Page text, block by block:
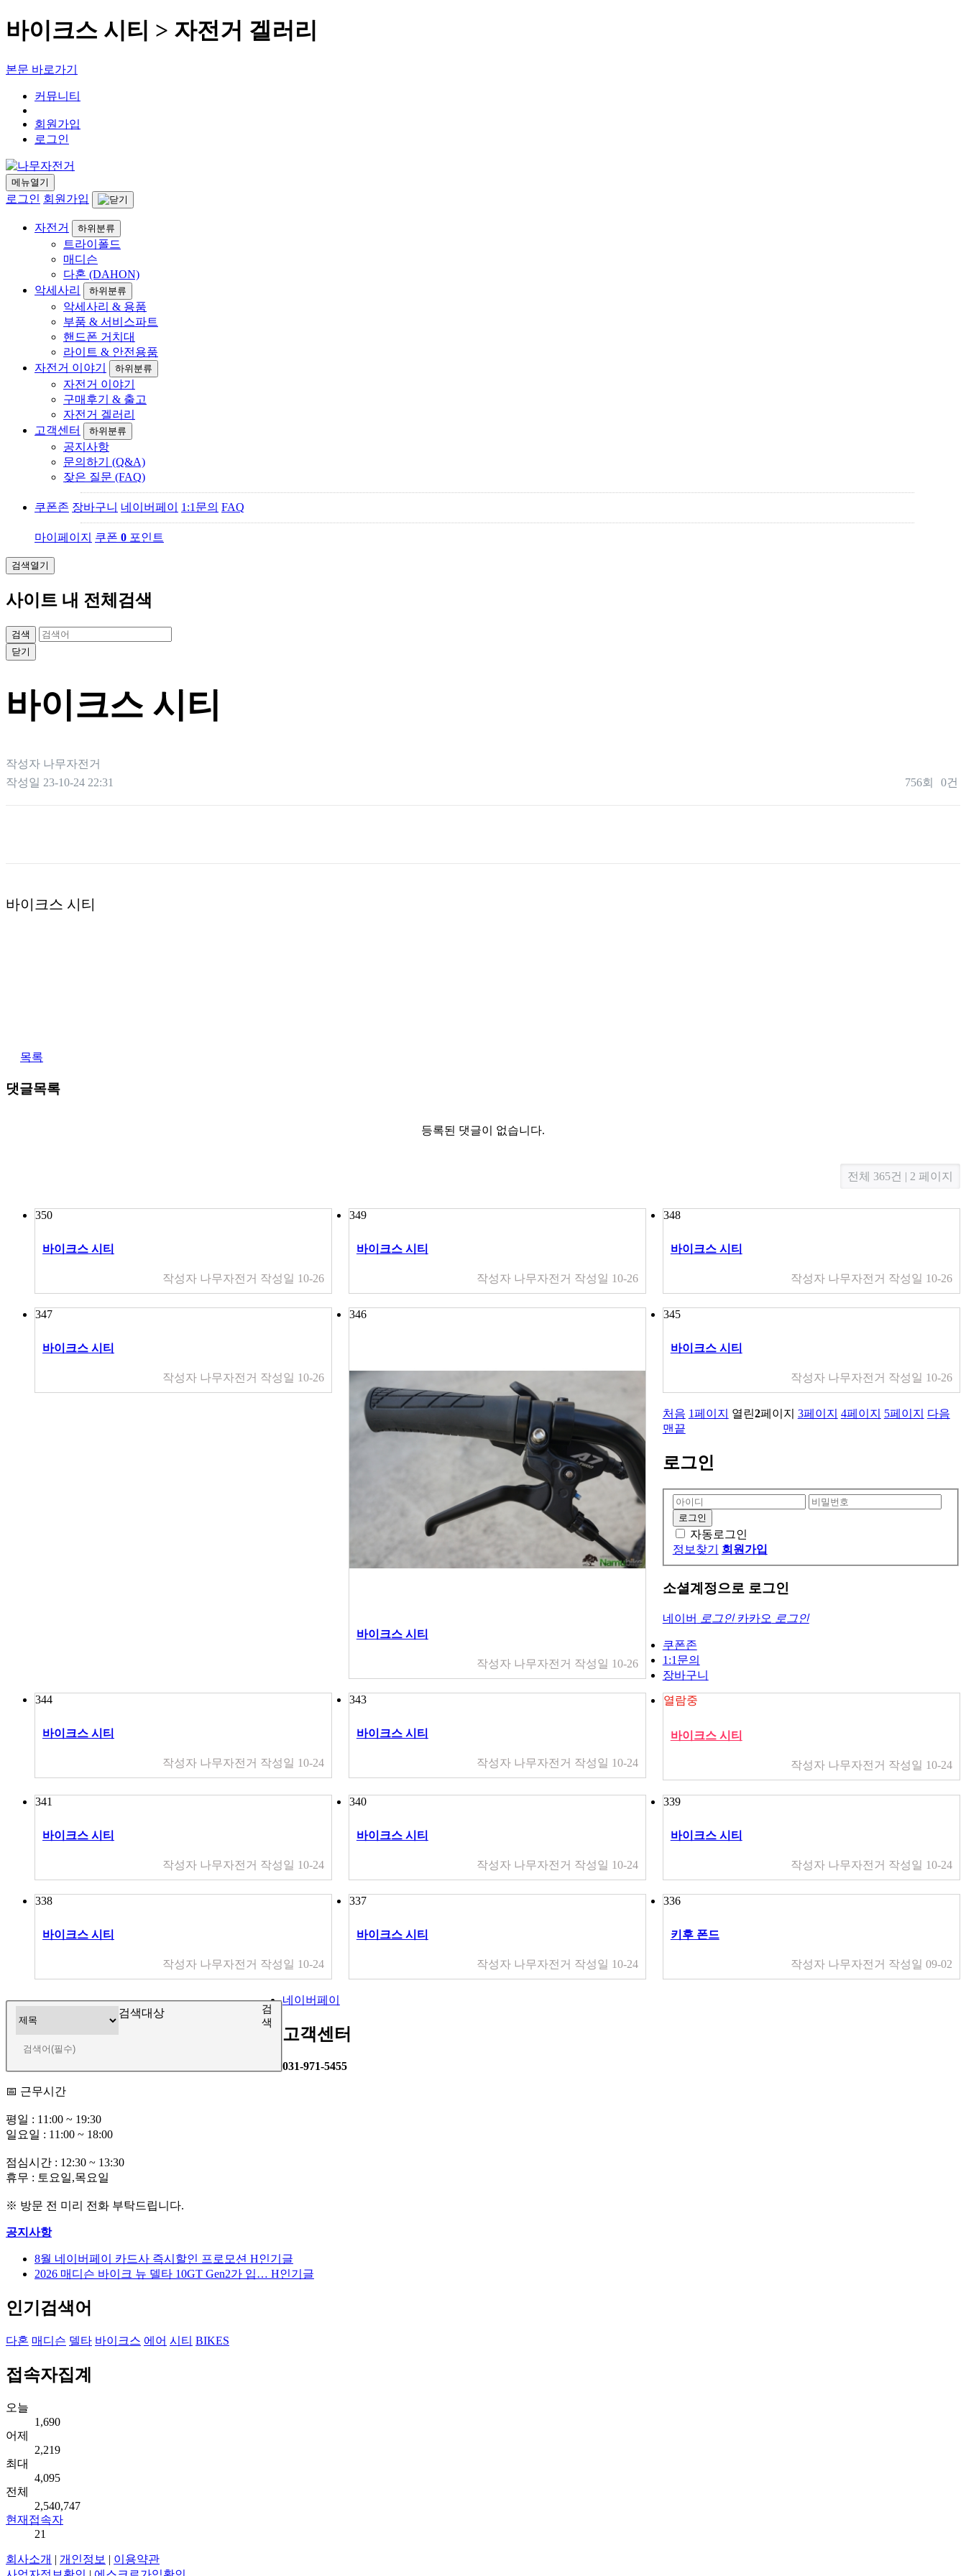
바이크스 시티 > 자전거 겔러리
본문 바로가기
커뮤니티
회원가입
로그인
메뉴열기
로그인 회원가입
자전거 하위분류
트라이폴드
매디슨
다혼 (DAHON)
악세사리
하위분류
악세사리 & 용품
부품 & 서비스파트
핸드폰 거치대
라이트 & 안전용품
자전거 이야기
하위분류
자전거 이야기
구매후기 & 출고
자전거 겔러리
고객센터
하위분류
공지사항
문의하기 (Q&A)
잦은 질문 (FAQ)
쿠폰존 장바구니 네이버페이 1:1문의 FAQ
마이페이지 쿠폰 0 포인트
검색열기
사이트 내 전체검색
검색
닫기
바이크스 시티
작성자 나무자전거
작성일 23-10-24 22:31 756회 0건
바이크스 시티
목록
댓글목록
등록된 댓글이 없습니다.
전체 365건 | 2 페이지
350
바이크스 시티
작성자 나무자전거 작성일 10-26
349
바이크스 시티
작성자 나무자전거 작성일 10-26
348
바이크스 시티
작성자 나무자전거 작성일 10-26
347
바이크스 시티
작성자 나무자전거 작성일 10-26
346
바이크스 시티
작성자 나무자전거 작성일 10-26
345
바이크스 시티
작성자 나무자전거 작성일 10-26
344
바이크스 시티
작성자 나무자전거 작성일 10-24
343
바이크스 시티
작성자 나무자전거 작성일 10-24
열람중
바이크스 시티
작성자 나무자전거 작성일 10-24
341
바이크스 시티
작성자 나무자전거 작성일 10-24
340
바이크스 시티
작성자 나무자전거 작성일 10-24
339
바이크스 시티
작성자 나무자전거 작성일 10-24
338
바이크스 시티
작성자 나무자전거 작성일 10-24
337
바이크스 시티
작성자 나무자전거 작성일 10-24
336
키후 폰드
작성자 나무자전거 작성일 09-02
검색대상
검
색
처음 1페이지 열린2페이지 3페이지 4페이지 5페이지
다음
맨끝
로그인
자동로그인
정보찾기
회원가입
소셜계정으로 로그인
네이버 로그인 카카오 로그인
쿠폰존
1:1문의
장바구니
네이버페이
고객센터
031-971-5455
📅 근무시간
평일 : 11:00 ~ 19:30
일요일 : 11:00 ~ 18:00
점심시간 : 12:30 ~ 13:30
휴무 : 토요일,목요일
※ 방문 전 미리 전화 부탁드립니다.
공지사항
8월 네이버페이 카드사 즉시할인 프로모션 H인기글
2026 매디슨 바이크 뉴 델타 10GT Gen2가 입… H인기글
인기검색어
다혼 매디슨 델타 바이크스 에어 시티 BIKES
접속자집계
오늘
1,690
어제
2,219
최대
4,095
전체
2,540,747
현재접속자
21
회사소개 | 개인정보 | 이용약관